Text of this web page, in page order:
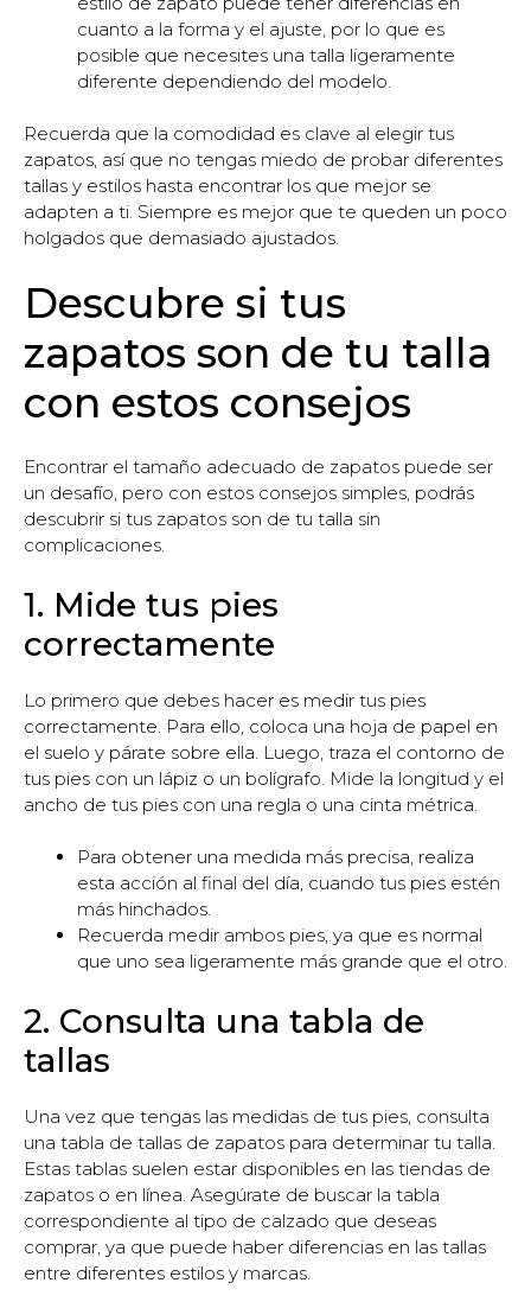
cuanto a la forma y el ajuste, por lo que es
posible que necesites una talla ligeramente
diferente dependiendo del modelo.
Recuerda que la comodidad es clave al elegir tus
zapatos, así que no tengas miedo de probar diferentes
tallas y estilos hasta encontrar los que mejor se
adapten a ti. Siempre es mejor que te queden un poco
holgados que demasiado ajustados.
Descubre si tus
zapatos son de tu talla
con estos consejos
Encontrar el tamaño adecuado de zapatos puede ser
un desafío, pero con estos consejos simples, podrás
descubrir si tus zapatos son de tu talla sin
complicaciones.
1. Mide tus pies
correctamente
Lo primero que debes hacer es medir tus pies
correctamente. Para ello, coloca una hoja de papel en
el suelo y párate sobre ella. Luego, traza el contorno de
tus pies con un lápiz o un bolígrafo. Mide la longitud y el
ancho de tus pies con una regla o una cinta métrica.
Para obtener una medida más precisa, realiza
esta acción al final del día, cuando tus pies estén
más hinchados.
Recuerda medir ambos pies, ya que es normal
que uno sea ligeramente más grande que el otro.
2. Consulta una tabla de
tallas
Una vez que tengas las medidas de tus pies, consulta
una tabla de tallas de zapatos para determinar tu talla.
Estas tablas suelen estar disponibles en las tiendas de
zapatos o en línea. Asegúrate de buscar la tabla
correspondiente al tipo de calzado que deseas
comprar, ya que puede haber diferencias en las tallas
entre diferentes estilos y marcas.